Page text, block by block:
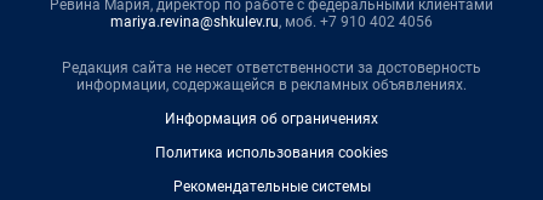
Ревина Мария, директор по работе с федеральными клиентами
mariya.revina@shkulev.ru, моб. +7 910 402 4056
Редакция сайта не несет ответственности за достоверность
информации, содержащейся в рекламных объявлениях.
Информация об ограничениях
Политика использования cookies
Рекомендательные системы